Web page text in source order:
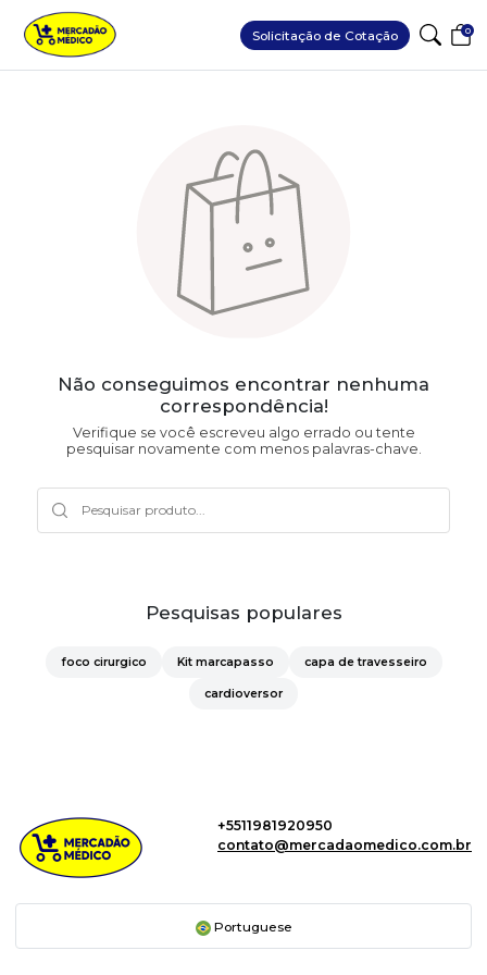
Solicitação de Cotação 0
Não conseguimos encontrar nenhuma
correspondência!
Verifique se você escreveu algo errado ou tente
pesquisar novamente com menos palavras-chave.
Pesquisas populares
foco cirurgico Kit marcapasso capa de travesseiro
cardioversor
+5511981920950
contato@mercadaomedico.com.br
Portuguese